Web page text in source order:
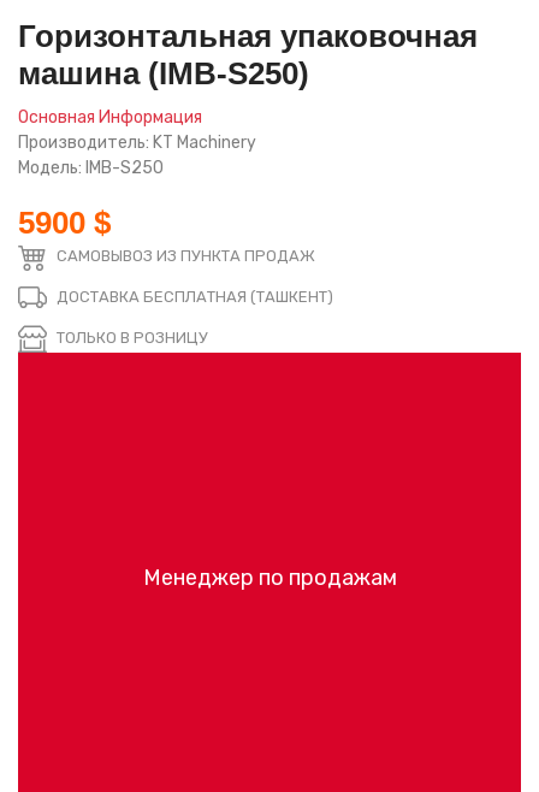
Горизонтальная упаковочная
машина (IMB-S250)
Основная Информация
Производитель: KT Machinery
Модель: IMB-S250
5900 $
САМОВЫВОЗ ИЗ ПУНКТА ПРОДАЖ
ДОСТАВКА БЕСПЛАТНАЯ (ТАШКЕНТ)
ТОЛЬКО В РОЗНИЦУ
Менеджер по продажам